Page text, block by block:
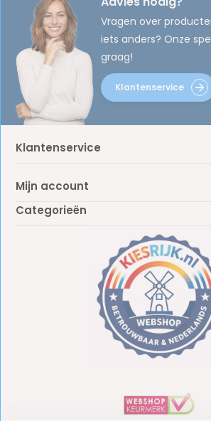
Vragen over
iets anders? Onze
graag!
Klantenservice
Klantenservice
Mijn account
Categorieën